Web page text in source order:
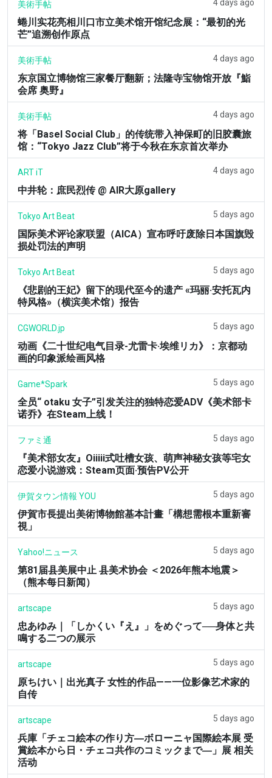
美術手帖 4 days ago
蜷川实花亮相川口市立美术馆开馆纪念展：“最初的光
芒”追溯创作原点
美術手帖 4 days ago
东京国立博物馆三家餐厅翻新；法隆寺宝物馆开放『鮨
会席 奥野』
美術手帖 4 days ago
将「Basel Social Club」的传统带入神保町的旧胶囊旅
馆：“Tokyo Jazz Club”将于今秋在东京首次举办
ART iT 4 days ago
中井轮：庶民烈传 @ AIR大原gallery
Tokyo Art Beat 5 days ago
国际美术评论家联盟（AICA）宣布呼吁废除日本国旗毁
损处罚法的声明
Tokyo Art Beat 5 days ago
《悲剧的王妃》留下的现代至今的遗产 «玛丽·安托瓦内
特风格»（横滨美术馆）报告
CGWORLD.jp 5 days ago
动画《二十世纪电气目录-尤雷卡·埃维リカ》：京都动
画的印象派绘画风格
Game*Spark 5 days ago
全员“ otaku 女子”引发关注的独特恋爱ADV《美术部卡
诺乔》在Steam上线！
ファミ通 5 days ago
『美术部女友』Oiiiii式吐槽女孩、萌声神秘女孩等宅女
恋爱小说游戏：Steam页面·预告PV公开
伊賀タウン情報 YOU 5 days ago
伊賀市長提出美術博物館基本計畫「構想需根本重新審
視」
Yahoo!ニュース 5 days ago
第81届县美展中止 县美术协会 ＜2026年熊本地震＞
（熊本每日新闻）
artscape 5 days ago
忠あゆみ｜「しかくい『え』」をめぐって──身体と共
鳴する二つの展示
artscape 5 days ago
原ちけい｜出光真子 女性的作品——一位影像艺术家的
自传
artscape 5 days ago
兵庫「チェコ絵本の作り方―ボローニャ国際絵本展 受
賞絵本から日・チェコ共作のコミックまで―」展 相关
活动